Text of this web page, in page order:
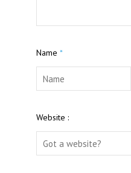
Name *
Website :